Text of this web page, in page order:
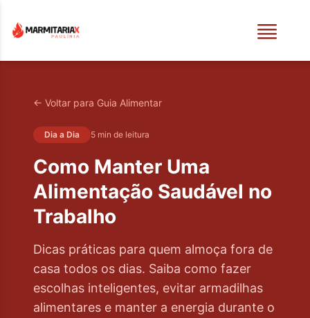
← Voltar para Guia Alimentar
Dia a Dia 5 min de leitura
Como Manter Uma
Alimentação Saudável no
Trabalho
Dicas práticas para quem almoça fora de
casa todos os dias. Saiba como fazer
escolhas inteligentes, evitar armadilhas
alimentares e manter a energia durante o